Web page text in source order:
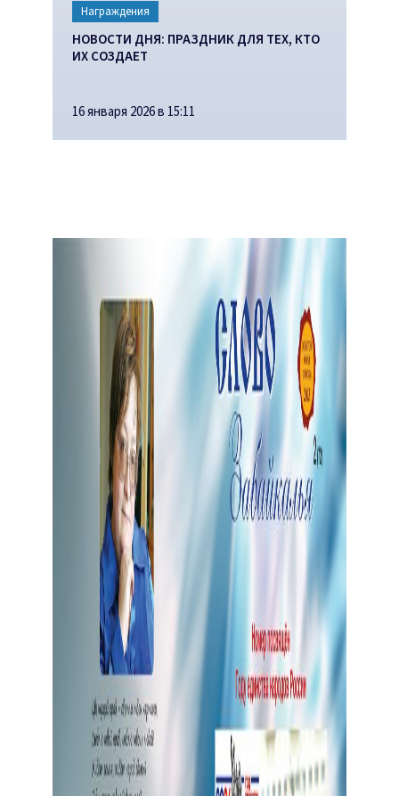
Награждения
НОВОСТИ ДНЯ: ПРАЗДНИК ДЛЯ ТЕХ, КТО
ИХ СОЗДАЕТ
16 января 2026 в 15:11